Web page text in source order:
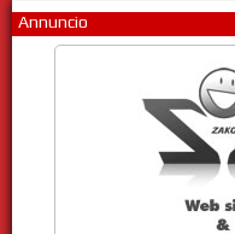
Annuncio